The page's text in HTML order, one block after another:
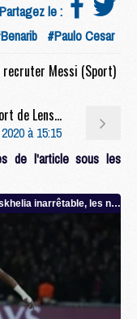
le :
#Paulo Cesar
recruter Messi (Sport)
Ligue 1 : Le maire de Lens s'indigne du report de Lens/PSG
à 15:15
de l'article sous les